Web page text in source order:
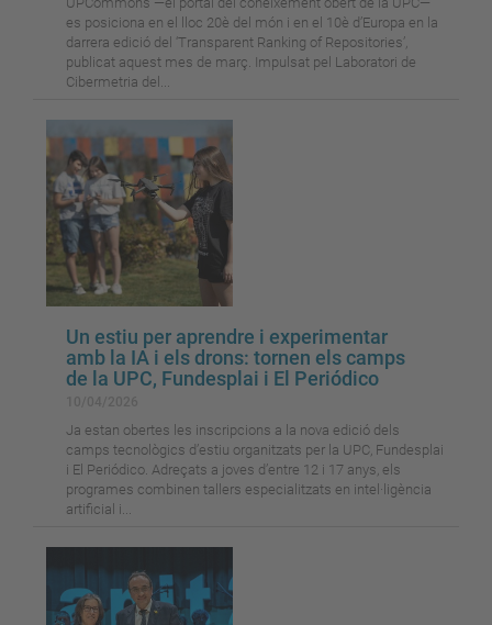
es posiciona en el lloc 20è del món i en el 10è d’Europa en la
darrera edició del ‘Transparent Ranking of Repositories’,
publicat aquest mes de març. Impulsat pel Laboratori de
Cibermetria del...
Un estiu per aprendre i experimentar
amb la IA i els drons: tornen els camps
de la UPC, Fundesplai i El Periódico
Ja estan obertes les inscripcions a la nova edició dels
camps tecnològics d’estiu organitzats per la UPC, Fundesplai
i El Periódico. Adreçats a joves d’entre 12 i 17 anys, els
programes combinen tallers especialitzats en intel·ligència
artificial i...